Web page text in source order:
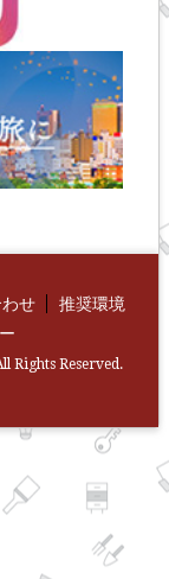
せ
推奨環境
Rights Reserved.